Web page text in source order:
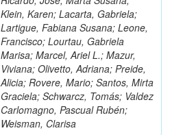
Klein, Karen; Lacarta, Gabriela;
Lartigue, Fabiana Susana; Leone,
Francisco; Lourtau, Gabriela
Marisa; Marcel, Ariel L.; Mazur,
Viviana; Olivetto, Adriana; Preide,
Alicia; Rovere, Mario; Santos, Mirta
Graciela; Schwarcz, Tomás; Valdez
Carlomagno, Pascual Rubén;
Weisman, Clarisa